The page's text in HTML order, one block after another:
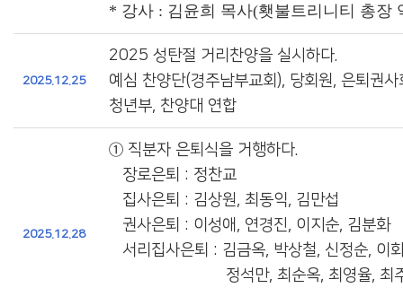
* 강사 : 김윤희 목사(횃불트리니티 총장
2025.12.25
2025 성탄절 거리찬양을 실시하다.
예심 찬양단(경주남부교회), 당회원, 은퇴권
청년부, 찬양대 연합
2025.12.28
① 직분자 은퇴식을 거행하다.
장로은퇴 : 정찬교
집사은퇴 : 김상원, 최동익, 김만섭
권사은퇴 : 이성애, 연경진, 이지순, 김분화
서리집사은퇴 : 김금옥, 박상철, 신정순, 이
정석만, 최순옥, 최영율, 최주